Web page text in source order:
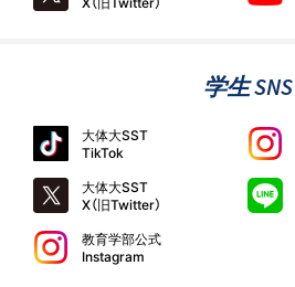
学生 SNS
大体大SST
TikTok
大体大SST
X（旧Twitter）
教育学部公式
Instagram